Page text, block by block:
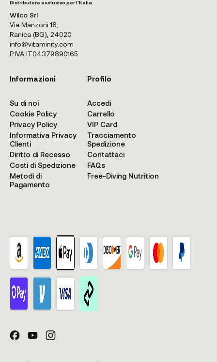
Distributore esclusivo per l'Italia
Wilco Srl
Via Manzoni 16,
Ranica (BG), 24020
info@vitaminity.com
P.IVA IT04379890165
Informazioni
Su di noi
Cookie Policy
Privacy Policy
Informativa Privacy
Clienti
Diritto di Recesso
Costi di Spedizione
Metodi di
Pagamento
Profilo
Accedi
Carrello
VIP Card
Tracciamento
Spedizione
Contattaci
FAQs
Free-Diving Nutrition